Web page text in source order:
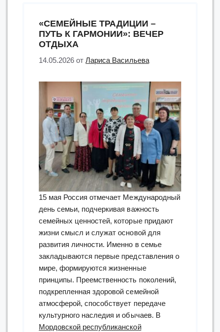
«СЕМЕЙНЫЕ ТРАДИЦИИ –
ПУТЬ К ГАРМОНИИ»: ВЕЧЕР
ОТДЫХА
14.05.2026 отЛариса Васильева
15 мая Россия отмечает Международный
день семьи, подчеркивая важность
семейных ценностей, которые придают
жизни смысл и служат основой для
развития личности. Именно в семье
закладываются первые представления о
мире, формируются жизненные
принципы. Преемственность поколений,
подкрепленная здоровой семейной
атмосферой, способствует передаче
культурного наследия и обычаев. В
Мордовской республиканской